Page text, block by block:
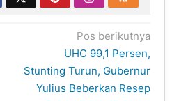
Pos berikutnya
UHC 99,1 Persen,
Stunting Turun, Gubernur
Yulius Beberkan Resep